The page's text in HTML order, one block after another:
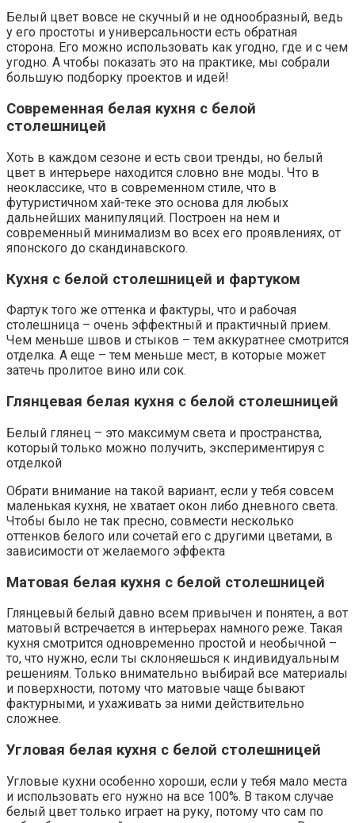
Белый цвет вовсе не скучный и не однообразный, ведь
у его простоты и универсальности есть обратная
сторона. Его можно использовать как угодно, где и с чем
угодно. А чтобы показать это на практике, мы собрали
большую подборку проектов и идей!
Современная белая кухня с белой
столешницей
Хоть в каждом сезоне и есть свои тренды, но белый
цвет в интерьере находится словно вне моды. Что в
неоклассике, что в современном стиле, что в
футуристичном хай-теке это основа для любых
дальнейших манипуляций. Построен на нем и
современный минимализм во всех его проявлениях, от
японского до скандинавского.
Кухня с белой столешницей и фартуком
Фартук того же оттенка и фактуры, что и рабочая
столешница – очень эффектный и практичный прием.
Чем меньше швов и стыков – тем аккуратнее смотрится
отделка. А еще – тем меньше мест, в которые может
затечь пролитое вино или сок.
Глянцевая белая кухня с белой столешницей
Белый глянец – это максимум света и пространства,
который только можно получить, экспериментируя с
отделкой
Обрати внимание на такой вариант, если у тебя совсем
маленькая кухня, не хватает окон либо дневного света.
Чтобы было не так пресно, совмести несколько
оттенков белого или сочетай его с другими цветами, в
зависимости от желаемого эффекта
Матовая белая кухня с белой столешницей
Глянцевый белый давно всем привычен и понятен, а вот
матовый встречается в интерьерах намного реже. Такая
кухня смотрится одновременно простой и необычной –
то, что нужно, если ты склоняешься к индивидуальным
решениям. Только внимательно выбирай все материалы
и поверхности, потому что матовые чаще бывают
фактурными, и ухаживать за ними действительно
сложнее.
Угловая белая кухня с белой столешницей
Угловые кухни особенно хороши, если у тебя мало места
и использовать его нужно на все 100%. В таком случае
белый цвет только играет на руку, потому что сам по